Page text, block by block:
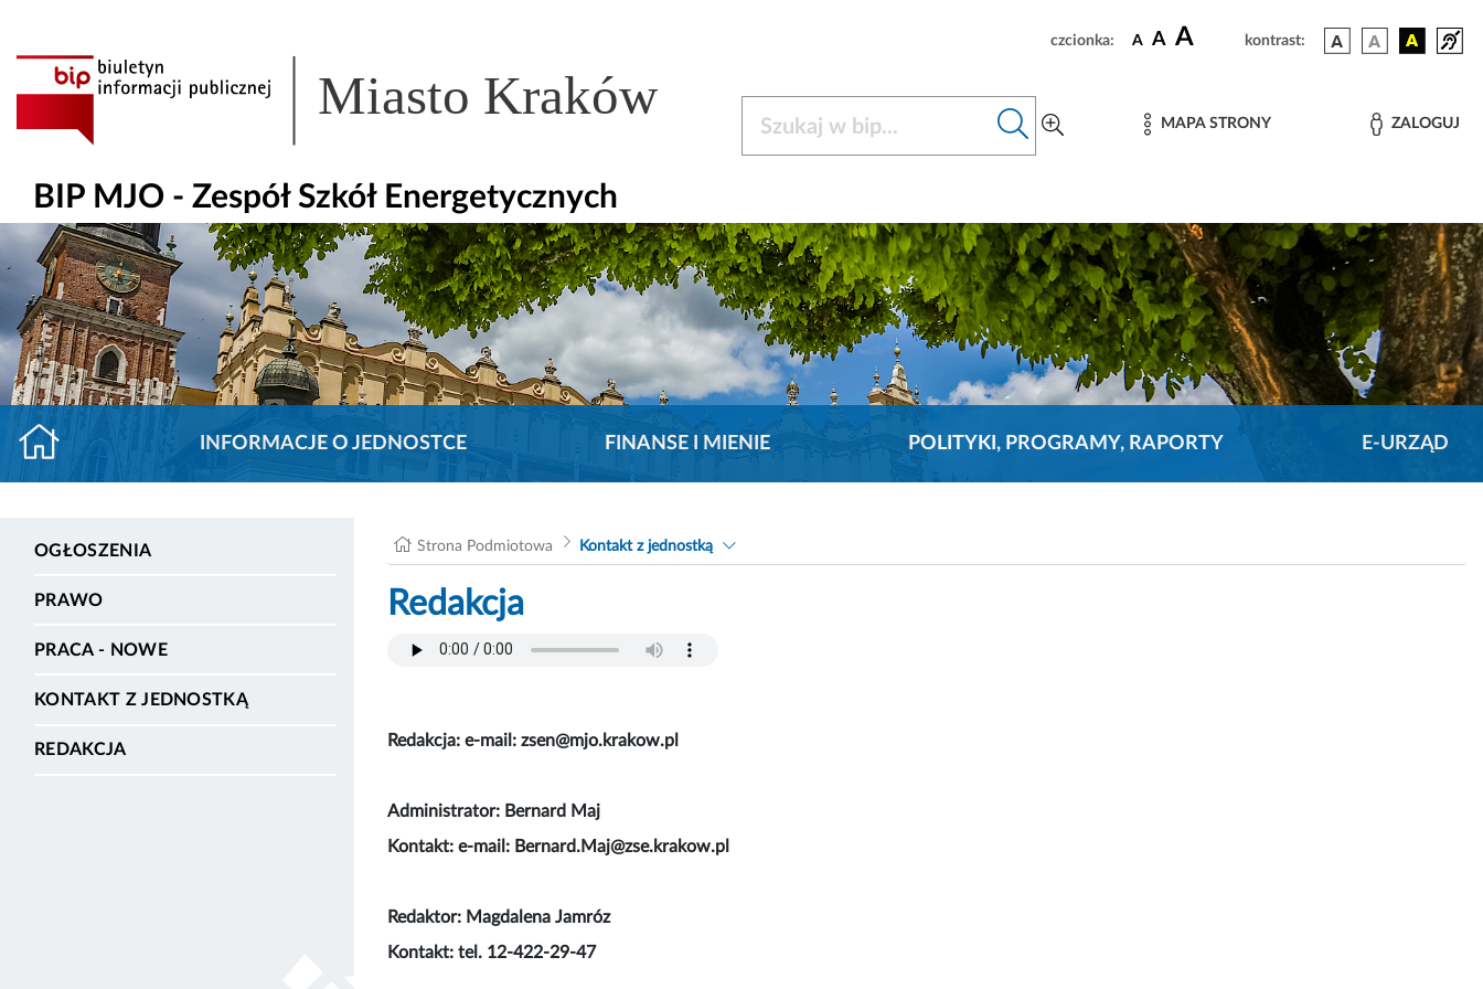
czcionka: A A A kontrast:
Miasto Kraków MAPA STRONY ZALOGUJ
BIP MJO - Zespół Szkół Energetycznych
INFORMACJE O JEDNOSTCE FINANSE I MIENIE POLITYKI, PROGRAMY, RAPORTY E-URZĄD
OGŁOSZENIA
PRAWO
PRACA - NOWE
KONTAKT Z JEDNOSTKĄ
REDAKCJA
Strona Podmiotowa Kontakt z jednostką
Redakcja
Redakcja: e-mail: zsen@mjo.krakow.pl
Administrator: Bernard Maj
Kontakt: e-mail: Bernard.Maj@zse.krakow.pl
Redaktor: Magdalena Jamróz
Kontakt: tel. 12-422-29-47